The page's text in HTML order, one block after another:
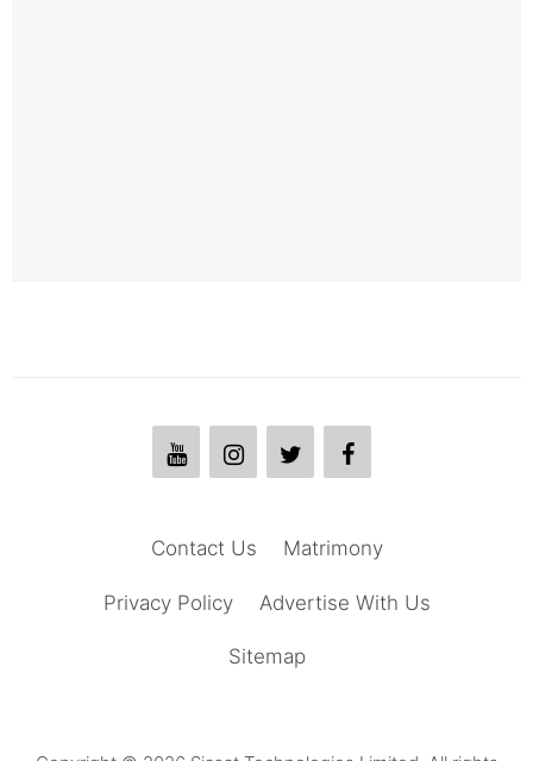
Matrimony
Contact Us
Advertise With Us
Privacy Policy
Sitemap